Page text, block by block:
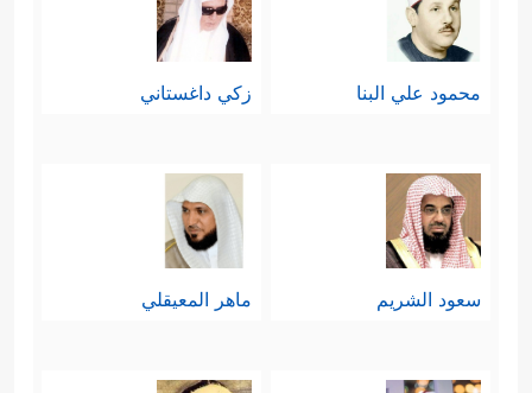
محمود علي البنا زكي داغستاني
سعود الشريم ماهر المعيقلي